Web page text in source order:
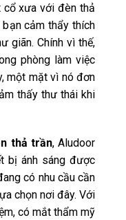
cổ xưa với đèn thả
cảm thẩy thích
giãn. Chính vì thế,
phòng làm việc
một mặt vì nó đơn
thấy thư thái khi
thả trần, Aludoor
bị ánh sáng được
có nhu cầu cần
chọn nơi đây. Với
có mắt thẩm mỹ